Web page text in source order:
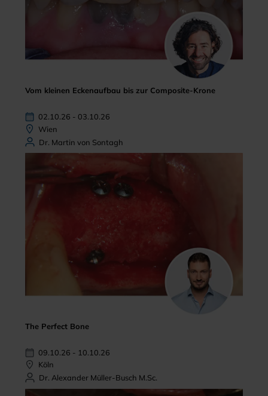
Vom kleinen Eckenaufbau bis zur Composite-Krone
02.10.26 - 03.10.26
Wien
Dr. Martin von Sontagh
The Perfect Bone
09.10.26 - 10.10.26
Köln
Dr. Alexander Müller-Busch M.Sc.